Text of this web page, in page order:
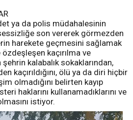
ya da polis müdahalesinin
son vererek görmezden
harekete geçmesini sağlamak
kaçırılma ve
kalabalık sokaklarından,
kaçırıldığını, ölü ya da diri hiçbir
olmadığını belirten kayıp
haklarını kullanamadıklarını ve
istiyor.